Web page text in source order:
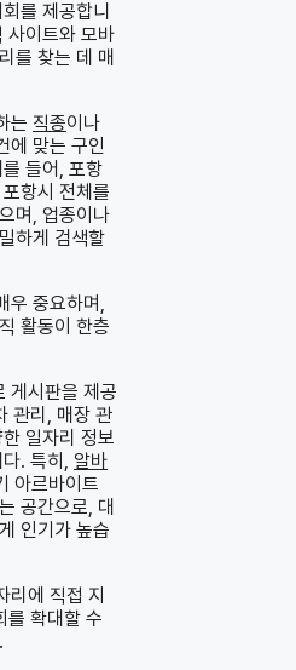
를 제공합니
사이트와 모바
를 찾는 데 매
는 직종이나
에 맞는 구인
들어, 포항
항시 전체를
며, 업종이나
하게 검색할
중요하며,
활동이 한층
게시판을 제공
관리, 매장 관
일자리 정보
. 특히, 알바
아르바이트
공간으로, 대
인기가 높습
리에 직접 지
를 확대할 수